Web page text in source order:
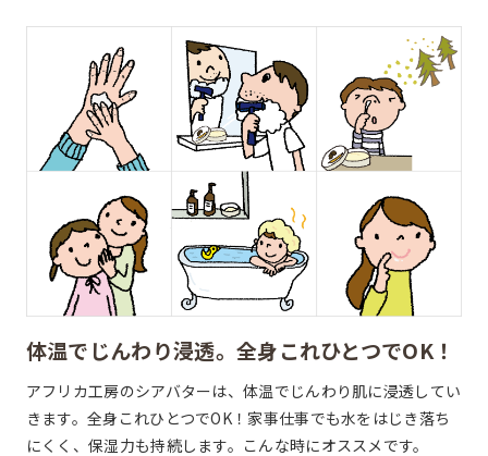
体温でじんわり浸透。 全身これひとつでOK！
アフリカ工房のシアバターは、体温でじんわり肌に浸透してい
きます。全身これひとつでOK！家事仕事でも水をはじき落ち
にくく、保湿力も持続します。こんな時にオススメです。